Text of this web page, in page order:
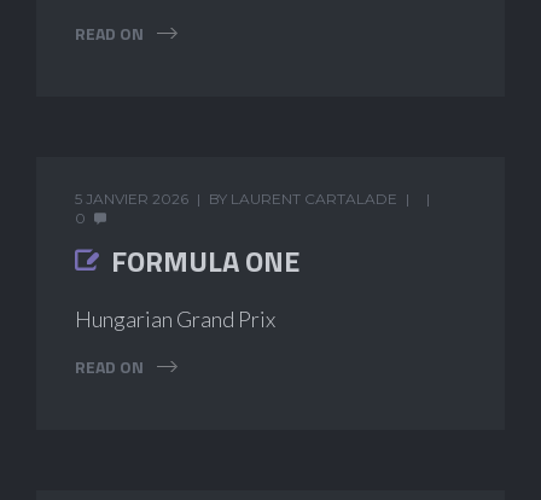
READ ON
5 JANVIER 2026 BY LAURENT CARTALADE
0
FORMULA ONE
Hungarian Grand Prix
READ ON